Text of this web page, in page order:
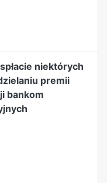
niektórych
premii
bankom